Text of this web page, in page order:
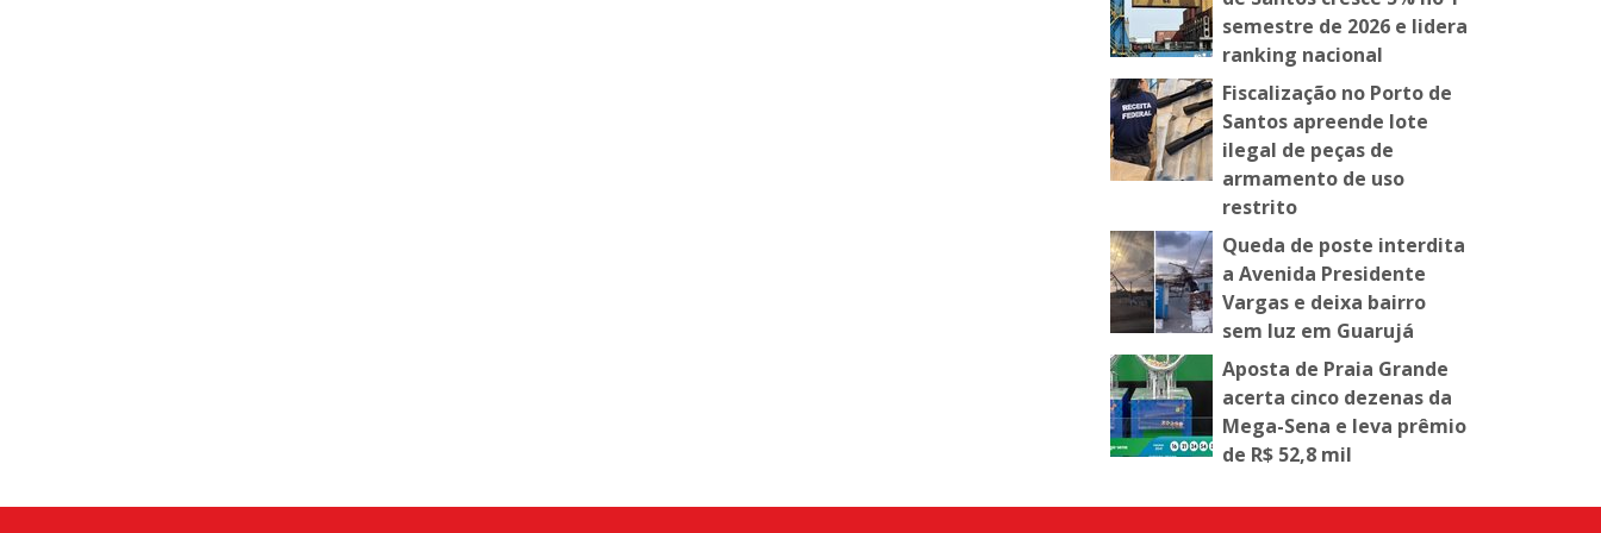
semestre de 2026 e lidera
ranking nacional
Fiscalização no Porto de
Santos apreende lote
ilegal de peças de
armamento de uso
restrito
Queda de poste interdita
a Avenida Presidente
Vargas e deixa bairro
sem luz em Guarujá
Aposta de Praia Grande
acerta cinco dezenas da
Mega-Sena e leva prêmio
de R$ 52,8 mil